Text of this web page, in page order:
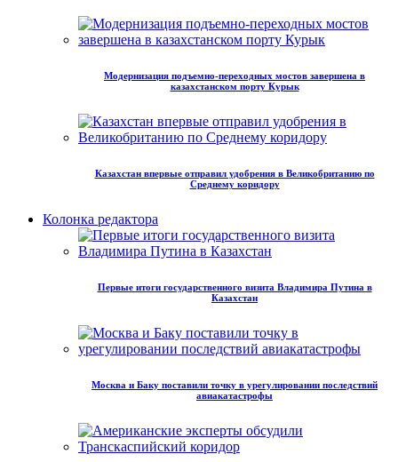
Модернизация подъемно-переходных мостов завершена в
казахстанском порту Курык
Казахстан впервые отправил удобрения в Великобританию по
Среднему коридору
Колонка редактора
Первые итоги государственного визита Владимира Путина в
Казахстан
Москва и Баку поставили точку в урегулировании последствий
авиакатастрофы